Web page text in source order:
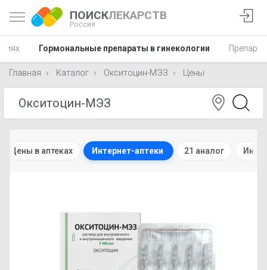
ПОИСКЛЕКАРСТВ
Россия
Гормональные препараты в гинекологии
Главная Каталог Окситоцин-МЭЗ Цены
Цены в аптеках Интернет-аптеки 21 аналог